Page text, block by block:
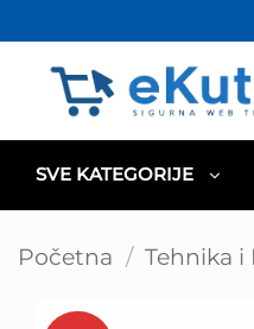
to
content
SVE KATEGORIJE
Početna / Tehnika i